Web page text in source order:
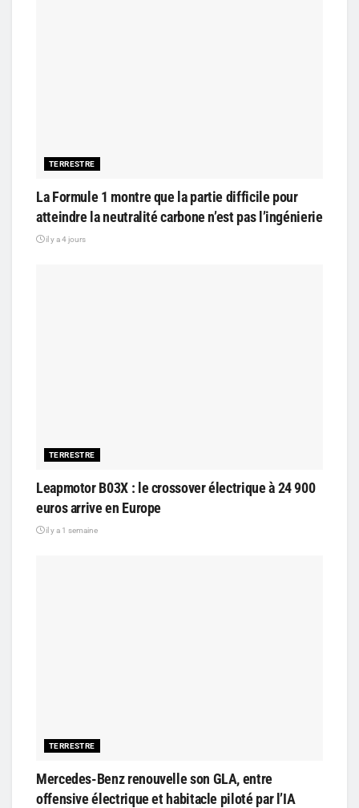
TERRESTRE
La Formule 1 montre que la partie difficile pour
atteindre la neutralité carbone n’est pas l’ingénierie
il y a 4 jours
TERRESTRE
Leapmotor B03X : le crossover électrique à 24 900
euros arrive en Europe
il y a 1 semaine
TERRESTRE
Mercedes-Benz renouvelle son GLA, entre
offensive électrique et habitacle piloté par l’IA